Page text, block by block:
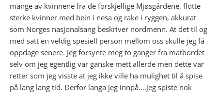
mange av kvinnene fra de forskjellige Mjøsgårdene, flotte
sterke kvinner med bein i nesa og rake i ryggen, akkurat
som Norges nasjonalsang beskriver nordmenn. At det til og
med satt en veldig spesiell person mellom oss skulle jeg få
oppdage senere. Jeg forsynte meg to ganger fra matbordet
selv om jeg egentlig var ganske mett allerde men dette var
retter som jeg visste at jeg ikke ville ha mulighet til å spise
på lang lang tid. Derfor langa jeg innpå….jeg spiste nok